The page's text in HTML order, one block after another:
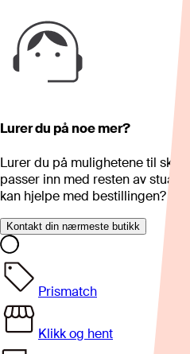
Lurer du på noe mer?
Lurer du på mulighetene til
passer inn med resten av stua
kan hjelpe med bestillingen?
Kontakt din nærmeste butikk
Prismatch
Klikk og hent